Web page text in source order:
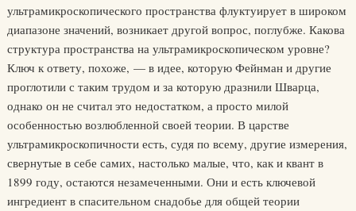
ультрамикроскопического пространства флуктуирует в широком
диапазоне значений, возникает другой вопрос, поглубже. Какова
структура пространства на ультрамикроскопическом уровне?
Ключ к ответу, похоже, — в идее, которую Фейнман и другие
проглотили с таким трудом и за которую дразнили Шварца,
однако он не считал это недостатком, а просто милой
особенностью возлюбленной своей теории. В царстве
ультрамикроскопичности есть, судя по всему, другие измерения,
свернутые в себе самих, настолько малые, что, как и квант в
1899 году, остаются незамеченными. Они и есть ключевой
ингредиент в спасительном снадобье для общей теории